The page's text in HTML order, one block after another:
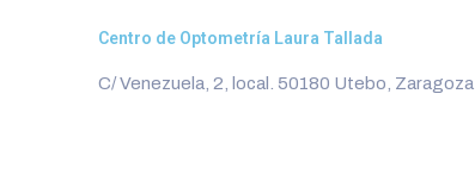
Centro de Optometría Laura Tallada
C/ Venezuela, 2, local. 50180 Utebo, Zaragoza.